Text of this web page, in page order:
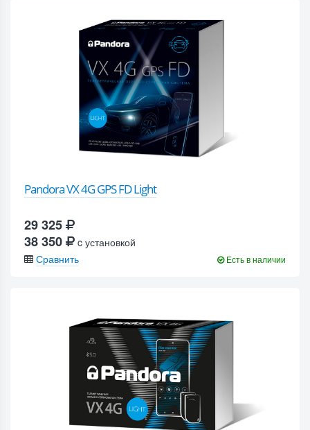
Pandora VX 4G GPS FD Light
29 325
38 350
c установкой
Сравнить
Есть в наличии